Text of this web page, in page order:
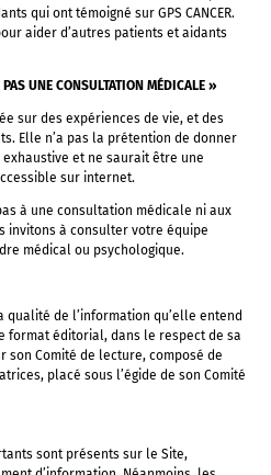
qui ont témoigné sur GPS CANCER.
aider d’autres patients et aidants
UNE CONSULTATION MÉDICALE »
sur des expériences de vie, et des
Elle n’a pas la prétention de donner
et ne saurait être une
sur internet.
à une consultation médicale ni aux
invitons à consulter votre équipe
médical ou psychologique.
qualité de l’information qu’elle entend
format éditorial, dans le respect de sa
son Comité de lecture, composé de
placé sous l’égide de son Comité
sont présents sur le Site,